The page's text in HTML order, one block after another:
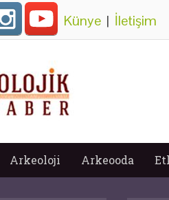
Künye | İletişim
Arkeoloji Arkeooda